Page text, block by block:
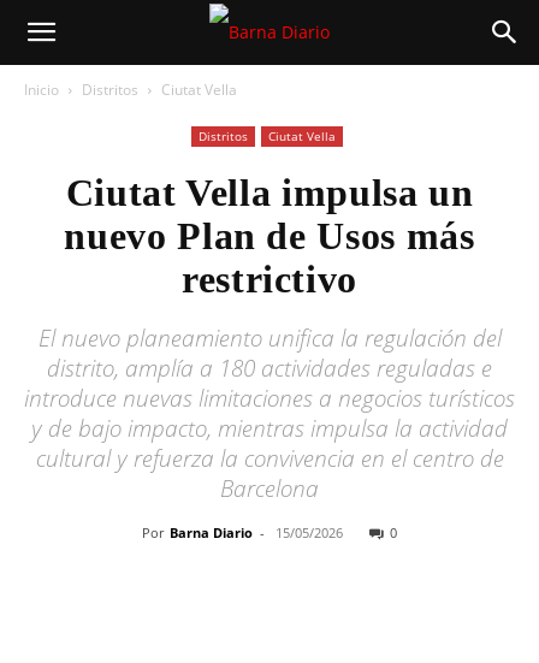
Inicio Distritos Ciutat Vella
Distritos Ciutat Vella
Ciutat Vella impulsa un
nuevo Plan de Usos más
restrictivo
El nuevo planeamiento unifica la regulación del
distrito, amplía a 180 actividades reguladas e
introduce nuevas limitaciones a negocios turísticos
y de bajo impacto, mientras impulsa la actividad
cultural y refuerza la convivencia en el centro de
Barcelona
Por Barna Diario - 15/05/2026 0